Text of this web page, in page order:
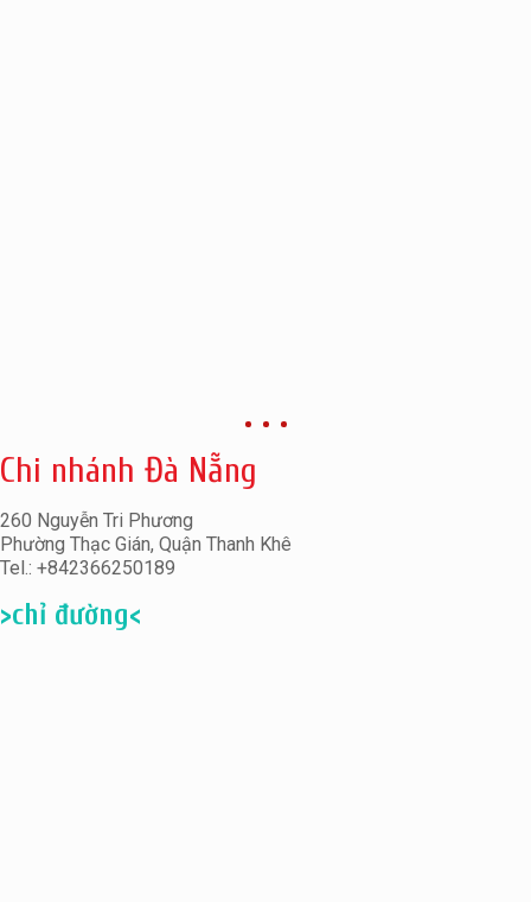
Chi nhánh Đà Nẵng
260 Nguyễn Tri Phương
Phường Thạc Gián, Quận Thanh Khê
Tel.: +842366250189
>chỉ đường<